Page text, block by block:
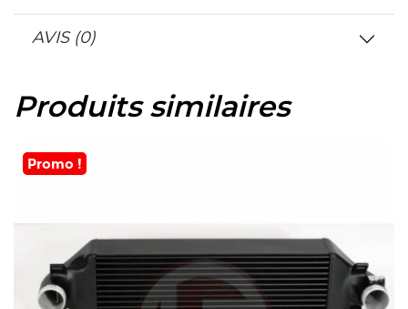
AVIS (0)
Produits similaires
Promo !